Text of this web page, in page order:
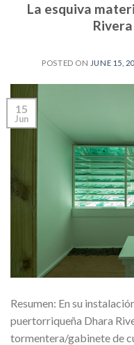
La esquiva
POSTED ON JUNE 15,
15
Jun
Resumen: En su
puertorriqueña Dhara
tormentera/gabinete de